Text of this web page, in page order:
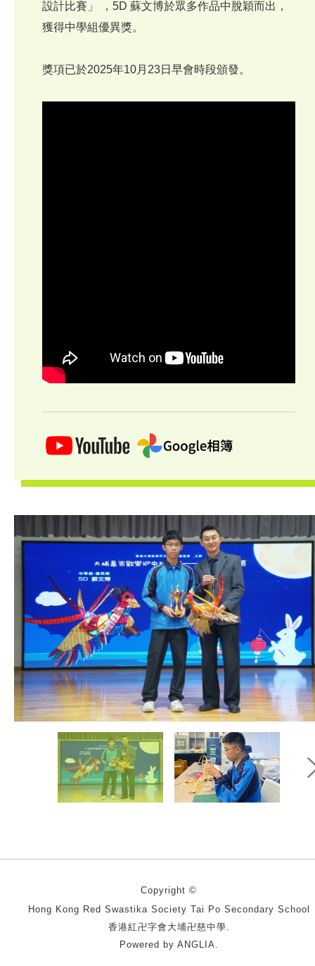
設計比賽」 ，5D 蘇文博於眾多作品中脫穎而出，
獲得中學組優異獎。
獎項已於2025年10月23日早會時段頒發。
Copyright ©
Hong Kong Red Swastika Society Tai Po Secondary School
香港紅卍字會大埔卍慈中學.
Powered by ANGLIA.